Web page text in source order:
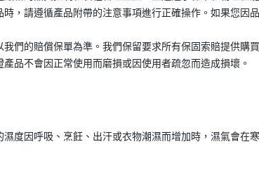
時，請遵循產品附帶的注意事項進行正確操作。如果您因
我們的賠償保單為準。我們保留要求所有保固索賠提供購
產品不會因正常使用而磨損或因使用者疏忽而造成損壞。
濕度因呼吸、烹飪、出汗或衣物潮濕而增加時，濕氣會在